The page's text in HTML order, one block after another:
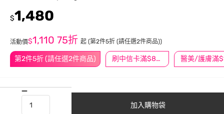
第2件5折 (請任選2件商品) 刷中信卡滿$888送3萬點
$1,480
活動價$1,110 75折 起 (第2件5折 (請任選2件商品))
加入購物袋